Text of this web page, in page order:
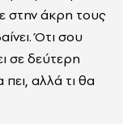
στην άκρη τους
Ότι σου
σε δεύτερη
αλλά τι θα